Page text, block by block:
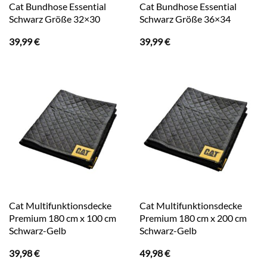
Cat Bundhose Essential
Schwarz Größe 32×30
39,99€
Cat Bundhose Essential
Schwarz Größe 36×34
39,99€
Cat Multifunktionsdecke
Premium 180 cm x 100 cm
Schwarz-Gelb
39,98€
Cat Multifunktionsdecke
Premium 180 cm x 200 cm
Schwarz-Gelb
49,98€